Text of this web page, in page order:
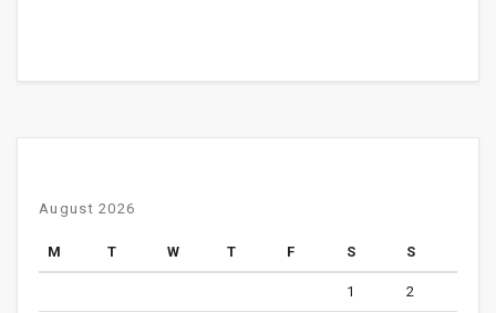
August 2026
M T W T F S S
1 2